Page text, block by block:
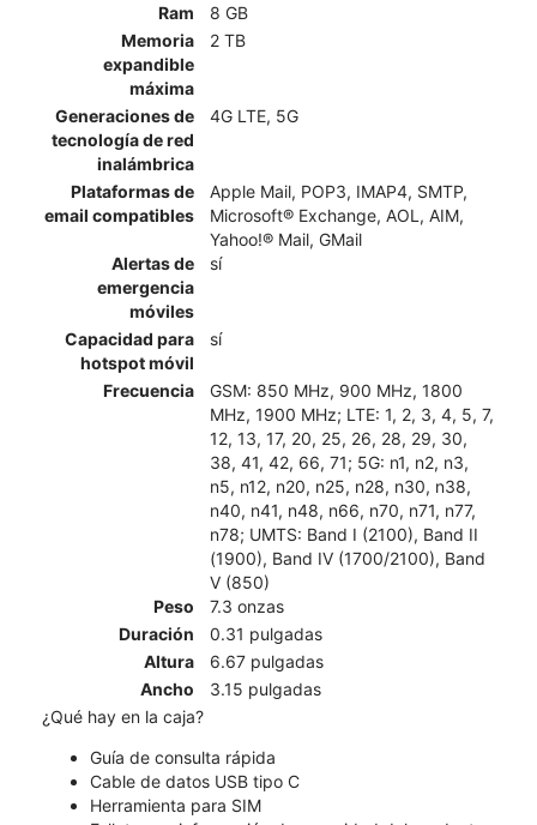
Ram
8 GB
Memoria
expandible
máxima
2 TB
Generaciones de
tecnología de red
inalámbrica
4G LTE, 5G
Plataformas de
email compatibles
Apple Mail, POP3, IMAP4, SMTP,
Microsoft® Exchange, AOL, AIM,
Yahoo!® Mail, GMail
Alertas de
emergencia
móviles
sí
Capacidad para
hotspot móvil
sí
Frecuencia
GSM: 850 MHz, 900 MHz, 1800
MHz, 1900 MHz; LTE: 1, 2, 3, 4, 5, 7,
12, 13, 17, 20, 25, 26, 28, 29, 30,
38, 41, 42, 66, 71; 5G: n1, n2, n3,
n5, n12, n20, n25, n28, n30, n38,
n40, n41, n48, n66, n70, n71, n77,
n78; UMTS: Band I (2100), Band II
(1900), Band IV (1700/2100), Band
V (850)
Peso
7.3 onzas
Duración
0.31 pulgadas
Altura
6.67 pulgadas
Ancho
3.15 pulgadas
¿Qué hay en la caja?
Guía de consulta rápida
Cable de datos USB tipo C
Herramienta para SIM